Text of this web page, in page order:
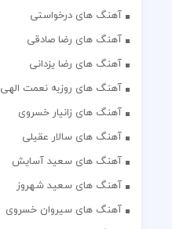
آهنگ های درخواستی
آهنگ های رضا صادقی
آهنگ های رضا یزدانی
آهنگ های روزبه نعمت الهی
آهنگ های زانیار خسروی
آهنگ های سالار عقیلی
آهنگ های سعید آسایش
آهنگ های سعید شهروز
آهنگ های سیروان خسروی